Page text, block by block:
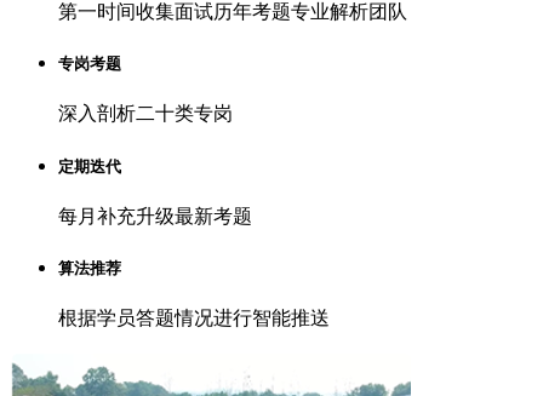
第一时间收集面试历年考题专业解析团队
专岗考题
深入剖析二十类专岗
定期迭代
每月补充升级最新考题
算法推荐
根据学员答题情况进行智能推送